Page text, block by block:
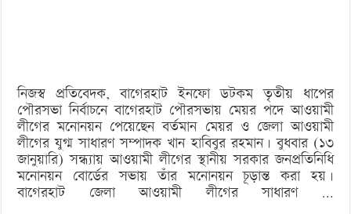
হাবিবুর
রহমান
নিজস্ব প্রতিবেদক, বাগেরহাট ইনফো ডটকম তৃতীয় ধাপের
পৌরসভা নির্বাচনে বাগেরহাট পৌরসভায় মেয়র পদে আওয়ামী
লীগের মনোনয়ন পেয়েছেন বর্তমান মেয়র ও জেলা আওয়ামী
লীগের যুগ্ম সাধারণ সম্পাদক খান হাবিবুর রহমান। বুধবার (১৩
জানুয়ারি) সন্ধ্যায় আওয়ামী লীগের স্থানীয় সরকার জনপ্রতিনিধি
মনোনয়ন বোর্ডের সভায় তাঁর মনোনয়ন চূড়ান্ত করা হয়।
বাগেরহাট জেলা আওয়ামী লীগের সাধারণ …